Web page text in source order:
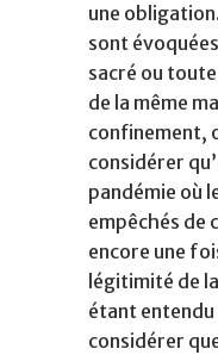
une
sont
sacré ou
de la même
confinement,
considérer
pandémie où
empêchés de
encore une
légitimité de
étant entendu
considérer